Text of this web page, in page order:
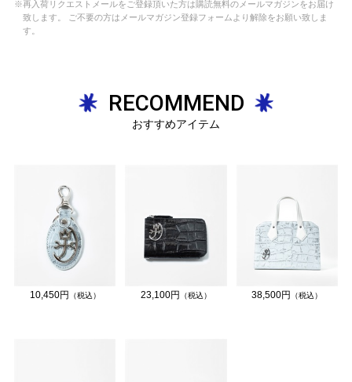
※再入荷リクエストメールをご登録頂いた方は購読無料のメールマガジンをお届け
致します。 ご不要の方はメールマガジン登録フォームより解除をお願い致しま
す。
RECOMMEND
おすすめアイテム
10,450円 （税込） 23,100円 （税込） 38,500円 （税込）